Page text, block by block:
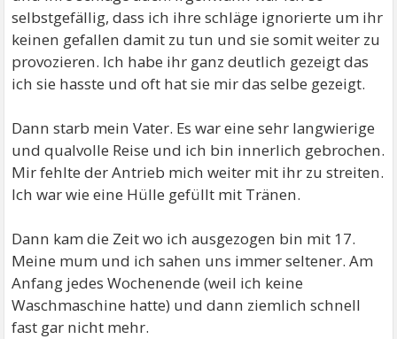
selbstgefällig, dass ich ihre schläge ignorierte um ihr
keinen gefallen damit zu tun und sie somit weiter zu
provozieren. Ich habe ihr ganz deutlich gezeigt das
ich sie hasste und oft hat sie mir das selbe gezeigt.
Dann starb mein Vater. Es war eine sehr langwierige
und qualvolle Reise und ich bin innerlich gebrochen.
Mir fehlte der Antrieb mich weiter mit ihr zu streiten.
Ich war wie eine Hülle gefüllt mit Tränen.
Dann kam die Zeit wo ich ausgezogen bin mit 17.
Meine mum und ich sahen uns immer seltener. Am
Anfang jedes Wochenende (weil ich keine
Waschmaschine hatte) und dann ziemlich schnell
fast gar nicht mehr.